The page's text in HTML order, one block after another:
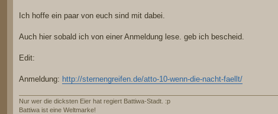
Ich hoffe ein paar von euch sind mit dabei.
Auch hier sobald ich von einer Anmeldung lese. geb ich bescheid.
Edit:
Anmeldung: http://sternengreifen.de/atto-10-wenn-die-nacht-faellt/
Nur wer die dicksten Eier hat regiert Battiwa-Stadt. :p
Battiwa ist eine Weltmarke!